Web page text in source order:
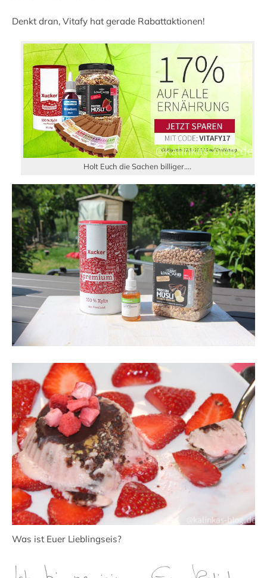
Denkt dran, Vitafy hat gerade Rabattaktionen!
Holt Euch die Sachen billiger….
Was ist Euer Lieblingseis?